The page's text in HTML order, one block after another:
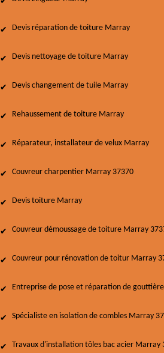
Devis réparation de toiture Marray
Devis nettoyage de toiture Marray
Devis changement de tuile Marray
Rehaussement de toiture Marray
Réparateur, installateur de velux Marray
Couvreur charpentier Marray 37370
Devis toiture Marray
Couvreur démoussage de toiture Marray
Couvreur pour rénovation de toitur Marray
Entreprise de pose et réparation de
Spécialiste en isolation de combles Marray
Travaux d'installation tôles bac acier Marray